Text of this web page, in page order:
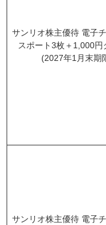
サンリオ株主優待 電子
スポート3枚＋1,000円
(2027年1月末期
サンリオ株主優待 電子